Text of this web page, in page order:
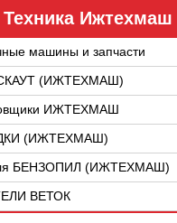
Техника Ижтехмаш
машины и запчасти
(ИЖТЕХМАШ)
ИЖТЕХМАШ
(ИЖТЕХМАШ)
БЕНЗОПИЛ (ИЖТЕХМАШ)
ВЕТОК